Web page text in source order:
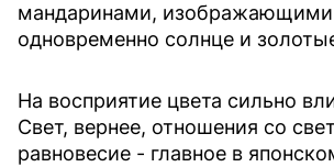
мандаринами, изображающими
одновременно солнце и
На восприятие цвета сильно
Свет, вернее, отношения со
равновесие - главное в